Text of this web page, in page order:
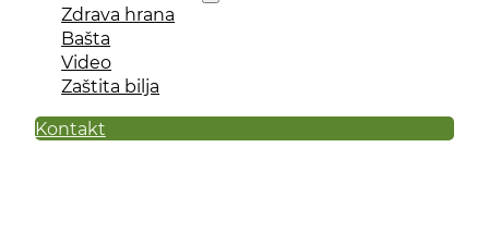
Zdrava hrana
Bašta
Video
Zaštita bilja
Kontakt